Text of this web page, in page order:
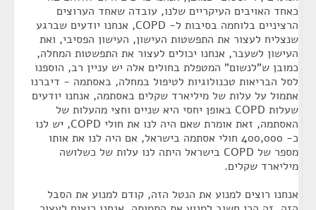
כאחד האויבים העיקריים שלנו, עובדה שאחד הערוצים
הרציניים בלוחמה בסיבות ל- COPD, אנחנו יודעים שברגע
שנצליח לעצור את התפשטות העישון, העישון הפסיבי, ואת
העישון לשעבר, אנחנו יכולים לעצור את התפשטות המחלה,
כמובן ש"לנשום" המטפלת בחולים אלה יש עניין רב, הוספנו
לסל הבריאות טכנולוגיות לטיפול במחלה, באסתמה - דיברנו
אתמול על עלות של מיליארד שקלים באסתמה, אנחנו יודעים
שעלות COPD באופן יחסי היא שניים וחצי מהעלות של
האסתמה, זאת אומרת שאם היה לנו את חולי COPD, יש לנו
כ- 400,000 חולי אסתמה בישראל, אם היה לנו את אותו
מספר של COPD בישראל היתה לנו עלות של כשלושה
מיליארד שקלים.
אנחנו רוצים למנוע את הנטל הזה, קודם למנוע את הסבל